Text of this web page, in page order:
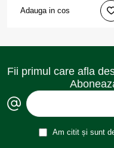
Adauga in cos
Fii primul care afla
Am citit și sunt